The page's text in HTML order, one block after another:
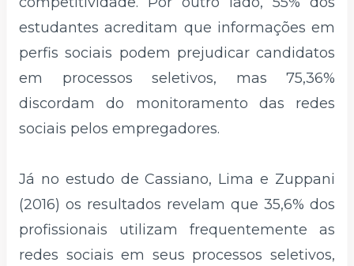
estudantes acreditam que informações em
perfis sociais podem prejudicar candidatos
em processos seletivos, mas 75,36%
discordam do monitoramento das redes
sociais pelos empregadores.
Já no estudo de Cassiano, Lima e Zuppani
(2016) os resultados revelam que 35,6% dos
profissionais utilizam frequentemente as
redes sociais em seus processos seletivos,